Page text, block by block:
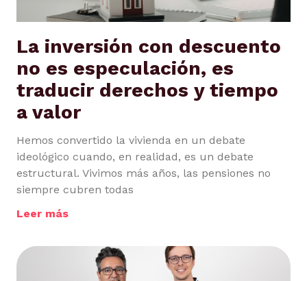
La inversión con descuento
no es especulación, es
traducir derechos y tiempo
a valor
Hemos convertido la vivienda en un debate
ideológico cuando, en realidad, es un debate
estructural. Vivimos más años, las pensiones no
siempre cubren todas
Leer más